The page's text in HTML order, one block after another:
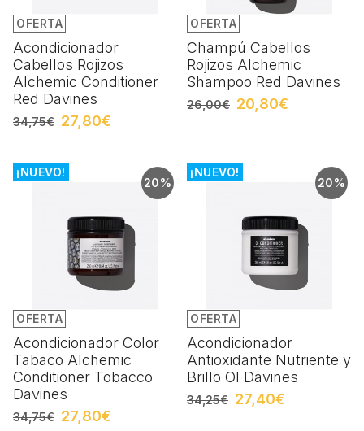
OFERTA
Acondicionador
Cabellos Rojizos
Alchemic Conditioner
Red Davines
34,75€ 27,80€
OFERTA
Champú Cabellos
Rojizos Alchemic
Shampoo Red Davines
26,00€ 20,80€
20%
OFERTA
¡NUEVO!
Acondicionador Color
Tabaco Alchemic
Conditioner Tobacco
Davines
34,75€ 27,80€
20%
OFERTA
¡NUEVO!
Acondicionador
Antioxidante Nutriente y
Brillo OI Davines
34,25€ 27,40€